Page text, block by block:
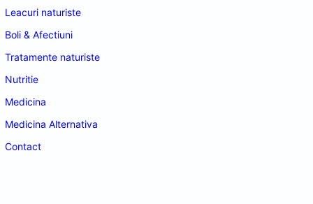
Leacuri naturiste
Boli & Afectiuni
Tratamente naturiste
Nutritie
Medicina
Medicina Alternativa
Contact